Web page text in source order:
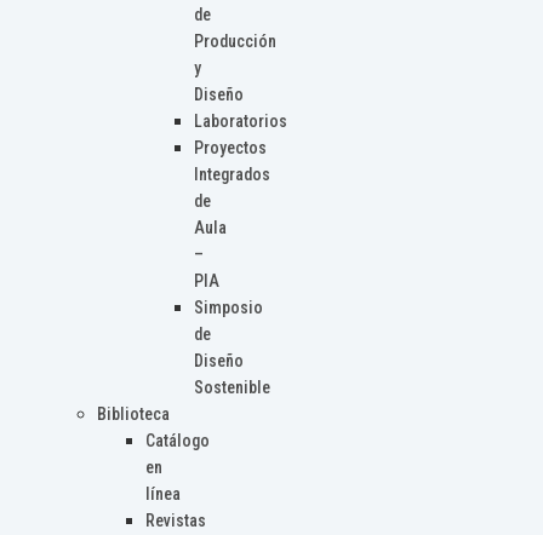
de
Producción
y
Diseño
Laboratorios
Proyectos
Integrados
de
Aula
–
PIA
Simposio
de
Diseño
Sostenible
Biblioteca
Catálogo
en
línea
Revistas